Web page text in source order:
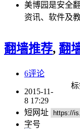
美博园是安全
资讯、软件及
翻墙推荐, 翻
6评论
标
2015-11-
8 17:29
短网址
字号